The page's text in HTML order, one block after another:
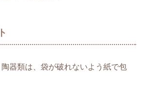
器類は、袋が破れないよう紙で包